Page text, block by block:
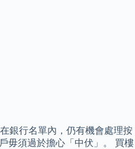
銀行名單內，仍有機會處理按
毋須過於擔心「中伏」。 買樓